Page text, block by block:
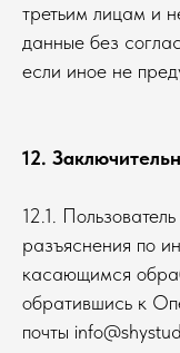
третьим лицам и
данные без
если иное не
12.
12.1.
разъяснения по
касающимся
обратившись к
почты